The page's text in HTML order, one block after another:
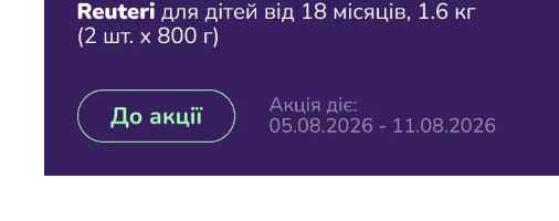
Джин
Ром
мескаль
Лікери
і
наливки